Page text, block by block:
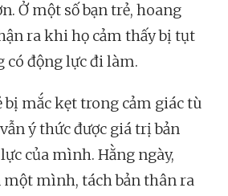
Ở một số bạn trẻ, hoang
ra khi họ cảm thấy bị tụt
có động lực đi làm.
mắc kẹt trong cảm giác tù
ý thức được giá trị bản
của mình. Hằng ngày,
một mình, tách bản thân ra